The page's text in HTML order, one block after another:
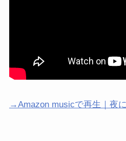
→Amazon musicで再生｜夜